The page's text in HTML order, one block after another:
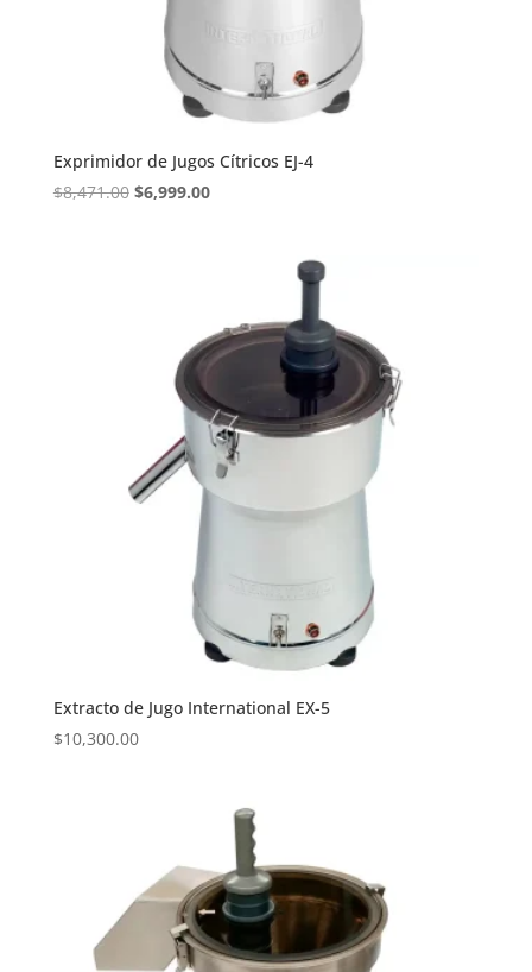
Exprimidor de Jugos Cítricos EJ-4
$8,471.00 Original
$6,999.00Current
Extracto de Jugo International EX-5
$10,300.00